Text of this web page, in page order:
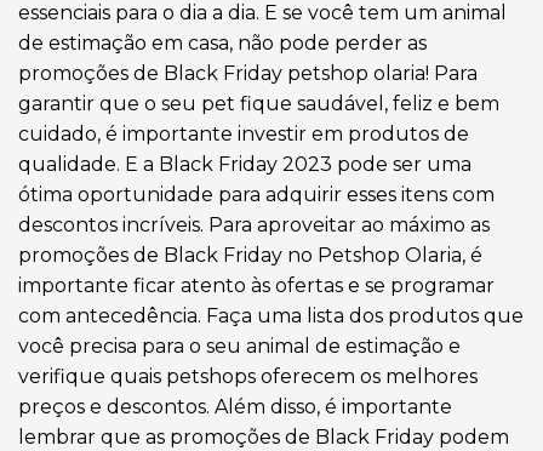
essenciais para o dia a dia. E se você tem um animal
de estimação em casa, não pode perder as
promoções de Black Friday petshop olaria! Para
garantir que o seu pet fique saudável, feliz e bem
cuidado, é importante investir em produtos de
qualidade. E a Black Friday 2023 pode ser uma
ótima oportunidade para adquirir esses itens com
descontos incríveis. Para aproveitar ao máximo as
promoções de Black Friday no Petshop Olaria, é
importante ficar atento às ofertas e se programar
com antecedência. Faça uma lista dos produtos que
você precisa para o seu animal de estimação e
verifique quais petshops oferecem os melhores
preços e descontos. Além disso, é importante
lembrar que as promoções de Black Friday podem